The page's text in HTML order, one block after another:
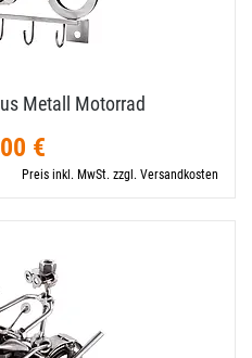
Metall Motorrad
€
Preis inkl. MwSt. zzgl. Versandkosten